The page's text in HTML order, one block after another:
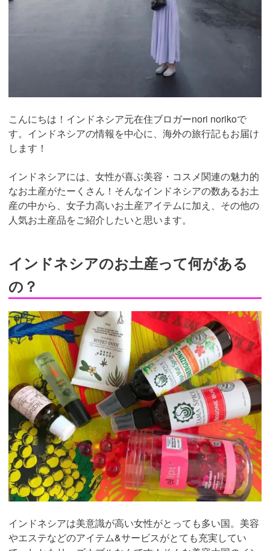
こんにちは！インドネシア元在住ブロガーnori norikoで
す。インドネシアの情報を中心に、海外の旅行記もお届け
します！
インドネシアには、女性が喜ぶ美容・コスメ関連の魅力的
なお土産がたーくさん！そんなインドネシアの数あるお土
産の中から、女子力高いお土産アイテムに加え、その他の
人気お土産品をご紹介したいと思います。
インドネシアのお土産って何がある
の？
インドネシアは美意識が高い女性がとっても多い国。美容
やエステなどのアイテム&サービスがとても充実してい